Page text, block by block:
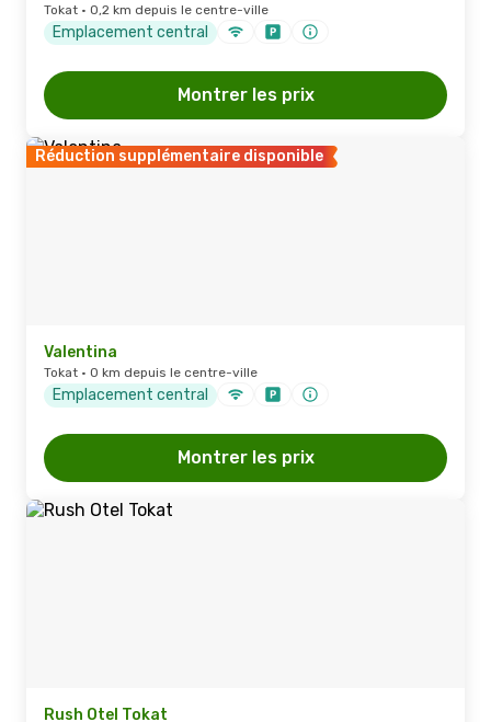
Tokat · 0,2 km depuis le centre-ville
Emplacement central
Montrer les prix
Réduction supplémentaire disponible
Valentina
Tokat · 0 km depuis le centre-ville
Emplacement central
Montrer les prix
Rush Otel Tokat